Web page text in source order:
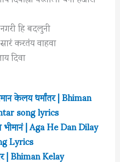
हि बदलुनी
करतंय वाहवा
दिवा
केलय धर्मांतर | Bhiman
song lyrics
| Aga He Dan Dilay
Lyrics
| Bhiman Kelay